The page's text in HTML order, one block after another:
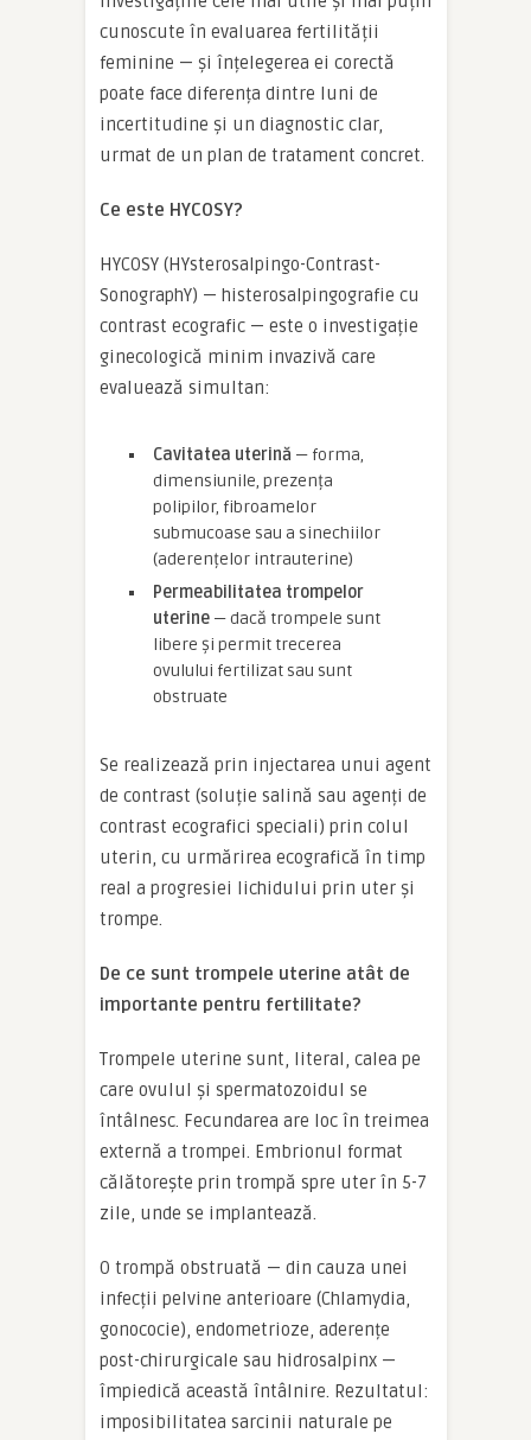
cunoscute în evaluarea fertilității
feminine — și înțelegerea ei corectă
poate face diferența dintre luni de
incertitudine și un diagnostic clar,
urmat de un plan de tratament concret.
Ce este HYCOSY?
HYCOSY (HYsterosalpingo-Contrast-
SonographY) — histerosalpingografie cu
contrast ecografic — este o investigație
ginecologică minim invazivă care
evaluează simultan:
Cavitatea uterină — forma,
dimensiunile, prezența
polipilor, fibroamelor
submucoase sau a sinechiilor
(aderențelor intrauterine)
Permeabilitatea trompelor
uterine — dacă trompele sunt
libere și permit trecerea
ovulului fertilizat sau sunt
obstruate
Se realizează prin injectarea unui agent
de contrast (soluție salină sau agenți de
contrast ecografici speciali) prin colul
uterin, cu urmărirea ecografică în timp
real a progresiei lichidului prin uter și
trompe.
De ce sunt trompele uterine atât de
importante pentru fertilitate?
Trompele uterine sunt, literal, calea pe
care ovulul și spermatozoidul se
întâlnesc. Fecundarea are loc în treimea
externă a trompei. Embrionul format
călătorește prin trompă spre uter în 5-7
zile, unde se implantează.
O trompă obstruată — din cauza unei
infecții pelvine anterioare (Chlamydia,
gonococie), endometrioze, aderențe
post-chirurgicale sau hidrosalpinx —
împiedică această întâlnire. Rezultatul:
imposibilitatea sarcinii naturale pe